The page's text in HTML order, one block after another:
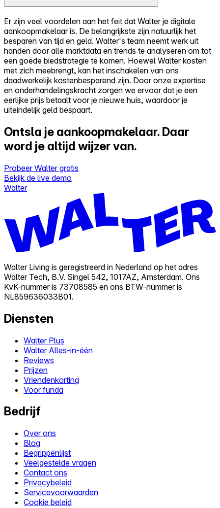
Er zijn veel voordelen aan het feit dat Walter je digitale
aankoopmakelaar is. De belangrijkste zijn natuurlijk het
besparen van tijd en geld. Walter's team neemt werk uit
handen door alle marktdata en trends te analyseren om tot
een goede biedstrategie te komen. Hoewel Walter kosten
met zich meebrengt, kan het inschakelen van ons
daadwerkelijk kostenbesparend zijn. Door onze expertise
en onderhandelingskracht zorgen we ervoor dat je een
eerlijke prijs betaalt voor je nieuwe huis, waardoor je
uiteindelijk geld bespaart.
Ontsla je aankoopmakelaar. Daar
word je altijd wijzer van.
Probeer Walter gratis
Bekijk de live demo
Walter
Walter Living is geregistreerd in Nederland op het adres
Walter Tech, B.V. Singel 542, 1017AZ, Amsterdam. Ons
KvK-nummer is 73708585 en ons BTW-nummer is
NL859636033B01.
Diensten
Walter Plus
Walter Alles-in-één
Reviews
Prijzen
Vriendenkorting
Voor funda
Bedrijf
Over ons
Blog
Begrippenlijst
Veelgestelde vragen
Contact ons
Privacybeleid
Servicevoorwaarden
Cookie beleid